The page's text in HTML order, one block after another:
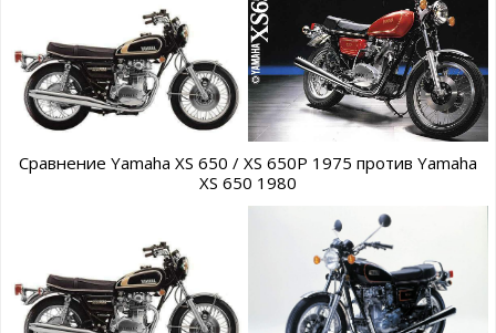
Сравнение Yamaha XS 650 / XS 650P 1975 против Yamaha
XS 650 1980